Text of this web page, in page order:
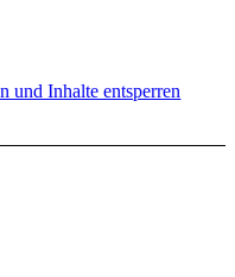
und Inhalte entsperren